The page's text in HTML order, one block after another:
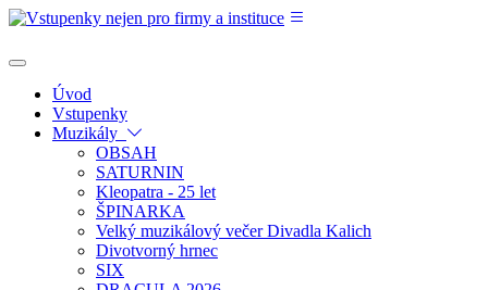
Úvod
Vstupenky
Muzikály
OBSAH
SATURNIN
Kleopatra - 25 let
ŠPINARKA
Velký muzikálový večer Divadla Kalich
Divotvorný hrnec
SIX